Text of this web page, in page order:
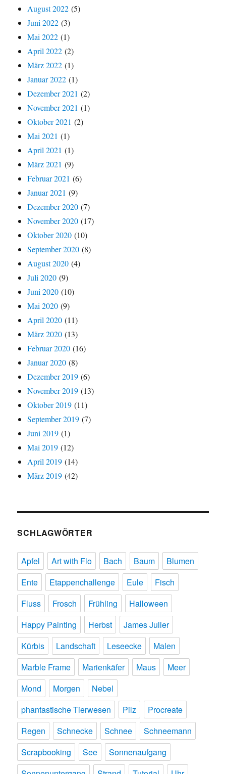
August 2022 (5)
Juni 2022 (3)
Mai 2022 (1)
April 2022 (2)
März 2022 (1)
Januar 2022 (1)
Dezember 2021 (2)
November 2021 (1)
Oktober 2021 (2)
Mai 2021 (1)
April 2021 (1)
März 2021 (9)
Februar 2021 (6)
Januar 2021 (9)
Dezember 2020 (7)
November 2020 (17)
Oktober 2020 (10)
September 2020 (8)
August 2020 (4)
Juli 2020 (9)
Juni 2020 (10)
Mai 2020 (9)
April 2020 (11)
März 2020 (13)
Februar 2020 (16)
Januar 2020 (8)
Dezember 2019 (6)
November 2019 (13)
Oktober 2019 (11)
September 2019 (7)
Juni 2019 (1)
Mai 2019 (12)
April 2019 (14)
März 2019 (42)
SCHLAGWÖRTER
Apfel Art with Flo Bach Baum
Blumen
Ente
Etappenchallenge Eule
Fisch
Fluss
Frosch Frühling
Halloween
Happy Painting
Herbst
James Julier
Kürbis
Landschaft Leseecke
Malen
Marble Frame
Marienkäfer Maus
Meer
Mond
Morgen
Nebel
phantastische Tierwesen
Pilz
Procreate
Regen
Schnecke Schnee
Schneemann
Scrapbooking
See
Sonnenaufgang